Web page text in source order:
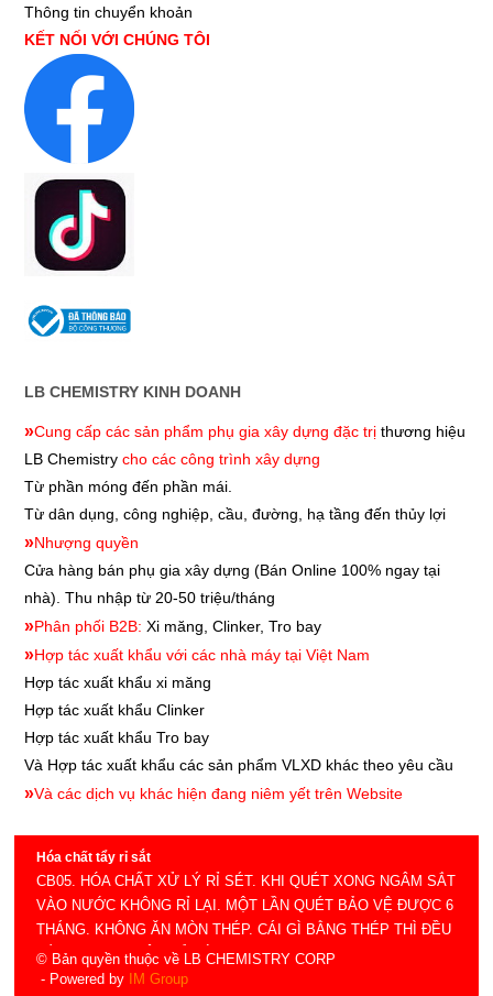
Hóa chất tẩy rỉ sắt
CB05. HÓA CHẤT XỬ LÝ RỈ SÉT. KHI QUÉT XONG NGÂM SẮT
VÀO NƯỚC KHÔNG RỈ LẠI. MỘT LẦN QUÉT BẢO VỆ ĐƯỢC 6
THÁNG. KHÔNG ĂN MÒN THÉP. CÁI GÌ BẰNG THÉP THÌ ĐỀU
DÙNG ĐƯỢC. ĐỘ PHỦ LỚN. (LB CHEMISTRY)
Thông tin chuyển khoản
KẾT NỐI VỚI CHÚNG TÔI
LB CHEMISTRY KINH DOANH
»Cung cấp các sản phẩm phụ gia xây dựng đặc trị thương hiệu
LB Chemistrycho các công trình xây dựng
Từ phần móng đến phần mái.
Từ dân dụng, công nghiệp, cầu, đường, hạ tầng đến thủy lợi
»Nhượng quyền
Cửa hàng bán phụ gia xây dựng (Bán Online 100% ngay tại
nhà). Thu nhập từ 20-50 triệu/tháng
»Phân phối B2B: Xi măng, Clinker, Tro bay
»Hợp tác xuất khẩu với các nhà máy tại Việt Nam
Hợp tác xuất khẩu xi măng
Hợp tác xuất khẩu Clinker
Hợp tác xuất khẩu Tro bay
Và Hợp tác xuất khẩu các sản phẩm VLXD khác theo yêu cầu
»Và các dịch vụ khác hiện đang niêm yết trên Website
© Bản quyền thuộc về LB CHEMISTRY CORP
- Powered by
IM Group